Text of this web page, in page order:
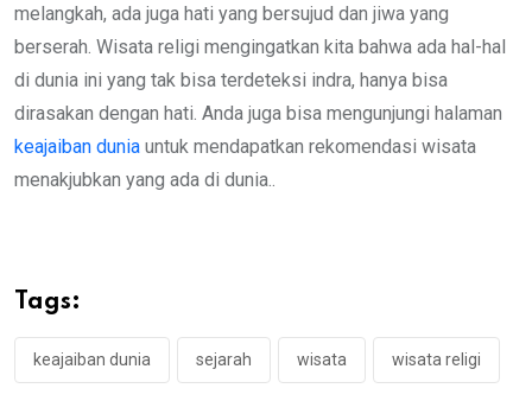
melangkah, ada juga hati yang bersujud dan jiwa yang
berserah. Wisata religi mengingatkan kita bahwa ada hal-hal
di dunia ini yang tak bisa terdeteksi indra, hanya bisa
dirasakan dengan hati. Anda juga bisa mengunjungi halaman
keajaiban dunia untuk mendapatkan rekomendasi wisata
menakjubkan yang ada di dunia..
Tags:
keajaiban dunia sejarah wisata wisata religi